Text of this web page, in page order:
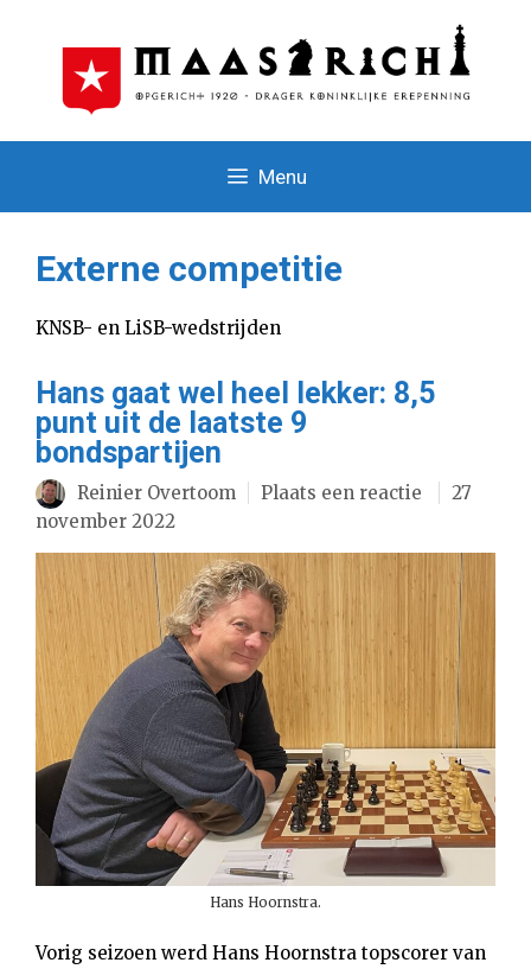
Menu
Externe competitie
KNSB- en LiSB-wedstrijden
Hans gaat wel heel lekker: 8,5
punt uit de laatste 9
bondspartijen
Reinier Overtoom Plaats een reactie
27
november 2022
Hans Hoornstra.
Vorig seizoen werd Hans Hoornstra topscorer van